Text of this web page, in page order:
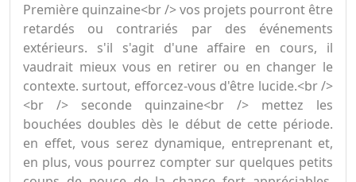
Première quinzaine<br /> vos projets pourront être
retardés ou contrariés par des événements
extérieurs. s'il s'agit d'une affaire en cours, il
vaudrait mieux vous en retirer ou en changer le
contexte. surtout, efforcez-vous d'être lucide.<br />
<br /> seconde quinzaine<br /> mettez les
bouchées doubles dès le début de cette période.
en effet, vous serez dynamique, entreprenant et,
en plus, vous pourrez compter sur quelques petits